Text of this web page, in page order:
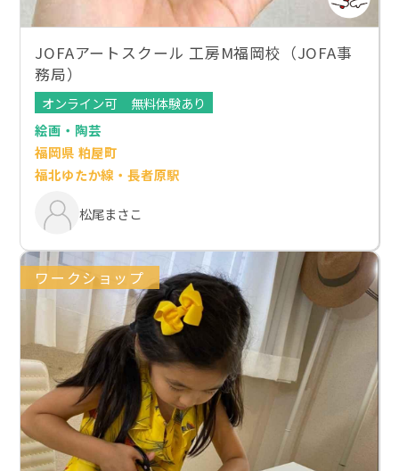
JOFAアートスクール 工房M福岡校（JOFA事
務局）
オンライン可
無料体験あり
絵画・陶芸
福岡県 粕屋町
福北ゆたか線・長者原駅
松尾まさこ
ワークショップ